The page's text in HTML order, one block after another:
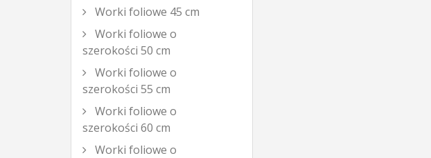
Worki foliowe 45 cm
Worki foliowe o
szerokości 50 cm
Worki foliowe o
szerokości 55 cm
Worki foliowe o
szerokości 60 cm
Worki foliowe o